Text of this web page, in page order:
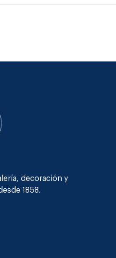
decoración y
1858.